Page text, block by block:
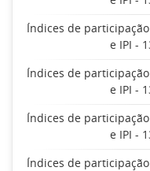
Índices de
e IPI -
Índices de
e IPI -
Índices de
e IPI -
Índices de